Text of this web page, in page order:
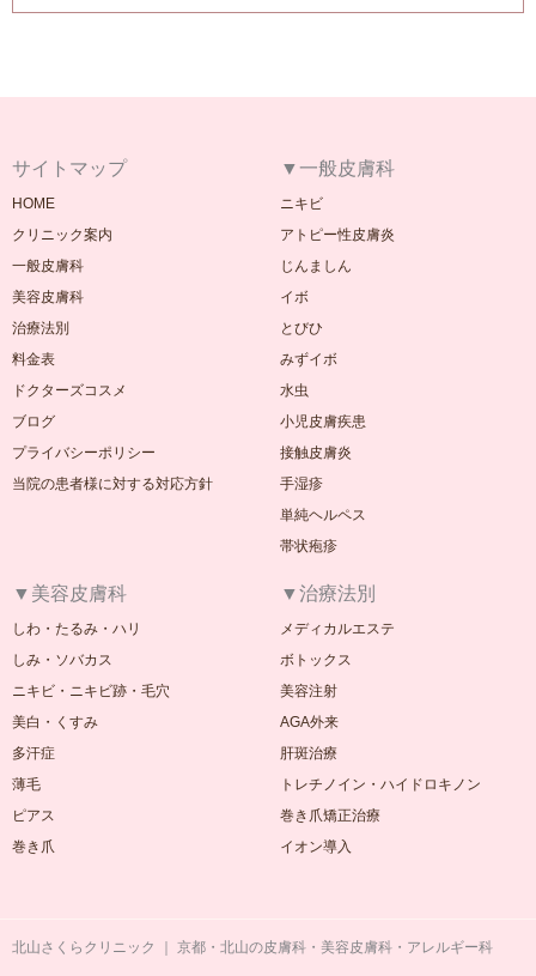
サイトマップ
HOME
クリニック案内
一般皮膚科
美容皮膚科
治療法別
料金表
ドクターズコスメ
ブログ
プライバシーポリシー
当院の患者様に対する対応方針
▼一般皮膚科
ニキビ
アトピー性皮膚炎
じんましん
イボ
とびひ
みずイボ
水虫
小児皮膚疾患
接触皮膚炎
手湿疹
単純ヘルペス
帯状疱疹
▼美容皮膚科
しわ・たるみ・ハリ
しみ・ソバカス
ニキビ・ニキビ跡・毛穴
美白・くすみ
多汗症
薄毛
ピアス
巻き爪
▼治療法別
メディカルエステ
ボトックス
美容注射
AGA外来
肝斑治療
トレチノイン・ハイドロキノン
巻き爪矯正治療
イオン導入
北山さくらクリニック ｜ 京都・北山の皮膚科・美容皮膚科・アレルギー科